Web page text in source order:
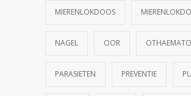
MIERENLOKDOOS
NAGEL OOR
PARASIETEN PREVENTIE